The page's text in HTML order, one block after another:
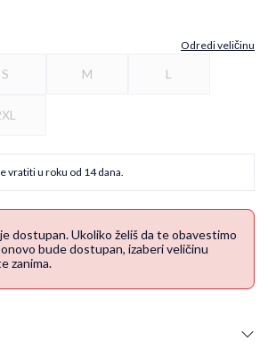
Odredi veličinu
S M L
vratiti u roku od 14 dana.
dostupan. Ukoliko želiš da te obavestimo
bude dostupan, izaberi veličinu
zanima.